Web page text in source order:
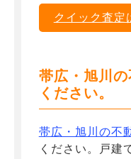
クイック査定
帯広・旭川
ください。
帯広・旭川の不
ください。戸建